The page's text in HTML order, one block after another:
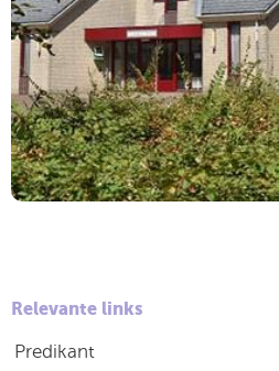
Relevante links
Predikant